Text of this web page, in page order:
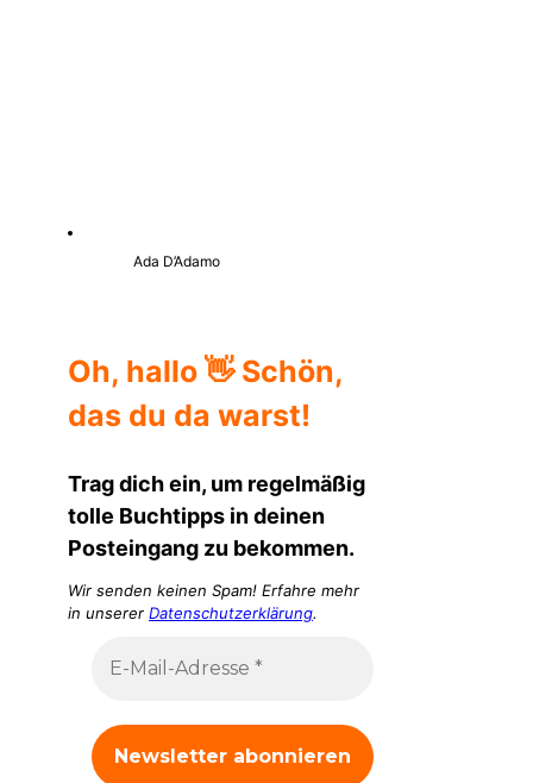
Ada D’Adamo
Oh, hallo 👋 Schön,
das du da warst!
Trag dich ein, um regelmäßig
tolle Buchtipps in deinen
Posteingang zu bekommen.
Wir senden keinen Spam! Erfahre mehr
in unserer Datenschutzerklärung.